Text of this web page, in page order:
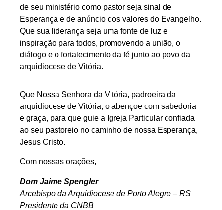
de seu ministério como pastor seja sinal de
Esperança e de anúncio dos valores do Evangelho.
Que sua liderança seja uma fonte de luz e
inspiração para todos, promovendo a união, o
diálogo e o fortalecimento da fé junto ao povo da
arquidiocese de Vitória.
Que Nossa Senhora da Vitória, padroeira da
arquidiocese de Vitória, o abençoe com sabedoria
e graça, para que guie a Igreja Particular confiada
ao seu pastoreio no caminho de nossa Esperança,
Jesus Cristo.
Com nossas orações,
Dom Jaime Spengler
Arcebispo da Arquidiocese de Porto Alegre – RS
Presidente da CNBB